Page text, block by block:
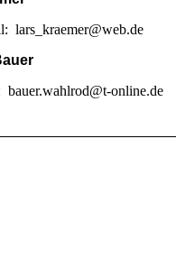
lars_kraemer@web.de
bauer.wahlrod@t-online.de